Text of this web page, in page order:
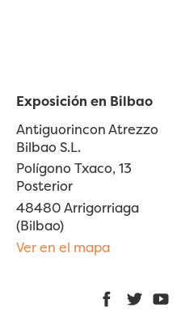
Exposición en Bilbao
Antiguorincon Atrezzo
Bilbao S.L.
Polígono Txaco, 13
Posterior
48480 Arrigorriaga
(Bilbao)
Ver en el mapa
Facebook